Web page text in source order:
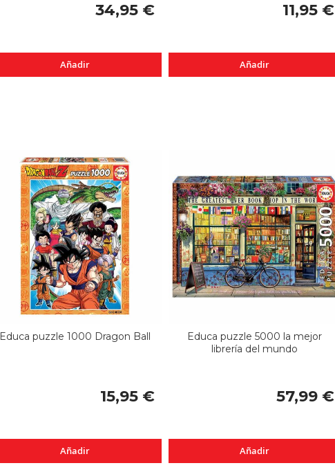
34,95 €
Añadir
11,95 €
Añadir
Educa puzzle 1000 Dragon Ball
15,95 €
Añadir
Educa puzzle 5000 la mejor
librería del mundo
57,99 €
Añadir